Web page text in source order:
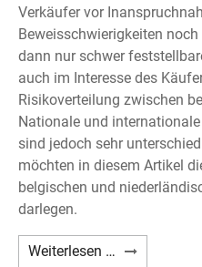
Verkäufer vor
Beweisschwierigkeiten
dann nur schwer
auch im Interesse des
Risikoverteilung zwischen
Nationale und
sind jedoch sehr
möchten in diesem Artikel
belgischen und
darlegen.
Weiterlesen …